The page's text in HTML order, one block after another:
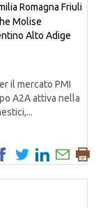
Romagna Friuli
Molise
Alto Adige
il mercato PMI
A2A attiva nella